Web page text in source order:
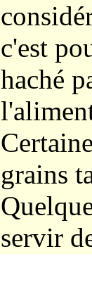
c'est
haché
grains
servir